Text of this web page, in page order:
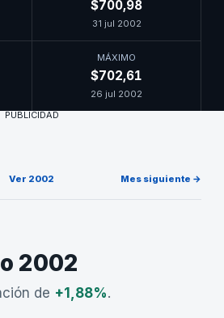
$700,98
31 jul 2002
MÁXIMO
$702,61
26 jul 2002
PUBLICIDAD
Ver 2002 Mes siguiente →
2002
de +1,88%.